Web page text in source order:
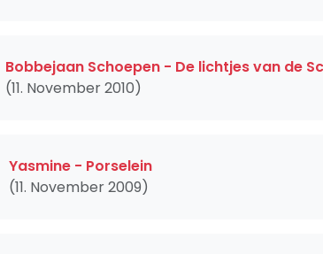
Bobbejaan Schoepen - De lichtjes van de
(11. November 2010)
Yasmine - Porselein
(11. November 2009)